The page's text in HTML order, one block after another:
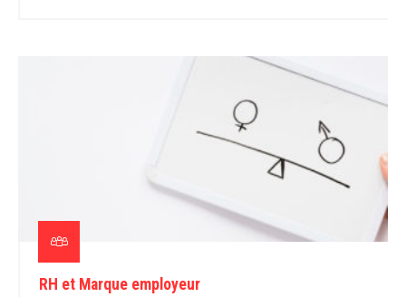
RH et Marque employeur